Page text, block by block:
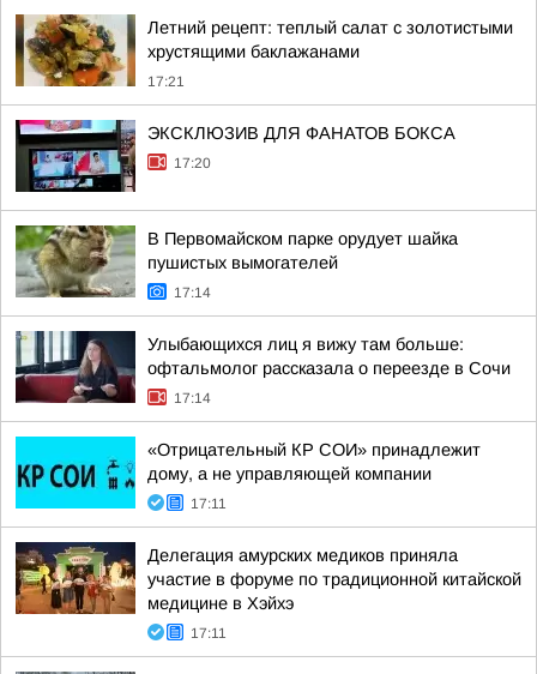
Летний рецепт: теплый салат с золотистыми
хрустящими баклажанами
17:21
ЭКСКЛЮЗИВ ДЛЯ ФАНАТОВ БОКСА
17:20
В Первомайском парке орудует шайка
пушистых вымогателей
17:14
Улыбающихся лиц я вижу там больше:
офтальмолог рассказала о переезде в Сочи
17:14
«Отрицательный КР СОИ» принадлежит
дому, а не управляющей компании
17:11
Делегация амурских медиков приняла
участие в форуме по традиционной китайской
медицине в Хэйхэ
17:11